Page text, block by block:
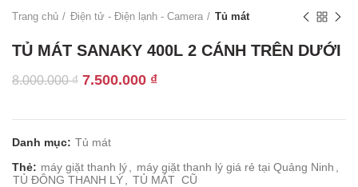
Trang chủ Điện tử - Điện lạnh - Camera Tủ mát
TỦ MÁT SANAKY 400L 2 CÁNH TRÊN DƯỚI
8.000.000₫ Giá
7.500.000 ₫Giá
Danh mục: Tủ mát
Thẻ: máy giặt thanh lý máy giặt thanh lý giá rẻ tại Quảng Ninh
TỦ ĐÔNG THANH LÝ
TỦ MÁT CŨ